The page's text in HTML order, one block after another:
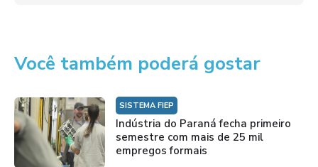
Você também poderá gostar
SISTEMA FIEP
Indústria do Paraná fecha primeiro
semestre com mais de 25 mil
empregos formais